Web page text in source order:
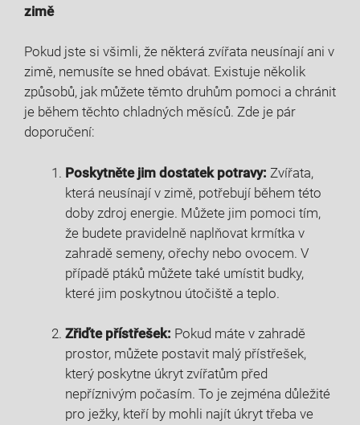
zimě
Pokud jste si všimli, že některá zvířata neusínají ani v
zimě, nemusíte se hned obávat. Existuje několik
způsobů, jak můžete těmto druhům pomoci a chránit
je během těchto chladných měsíců. Zde je pár
doporučení:
Poskytněte jim dostatek potravy: Zvířata,
která neusínají v zimě, potřebují během této
doby zdroj energie. Můžete jim pomoci tím,
že budete pravidelně naplňovat krmítka v
zahradě semeny, ořechy nebo ovocem. V
případě ptáků můžete také umístit budky,
které jim poskytnou útočiště a teplo.
Zřiďte přístřešek: Pokud máte v zahradě
prostor, můžete postavit malý přístřešek,
který poskytne úkryt zvířatům před
nepříznivým počasím. To je zejména důležité
pro ježky, kteří by mohli najít úkryt třeba ve